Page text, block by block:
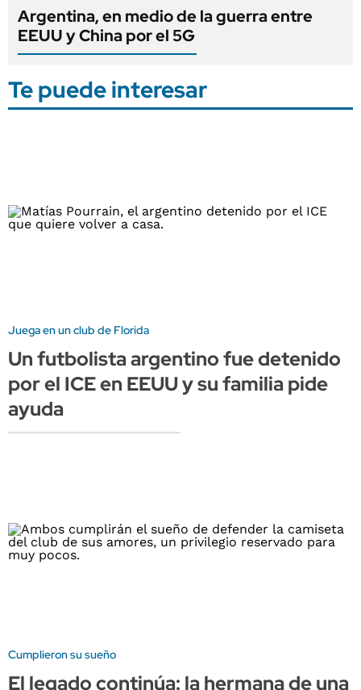
Argentina, en medio de la guerra entre
EEUU y China por el 5G
Te puede interesar
Juega en un club de Florida
Un futbolista argentino fue detenido
por el ICE en EEUU y su familia pide
ayuda
Cumplieron su sueño
El legado continúa: la hermana de una